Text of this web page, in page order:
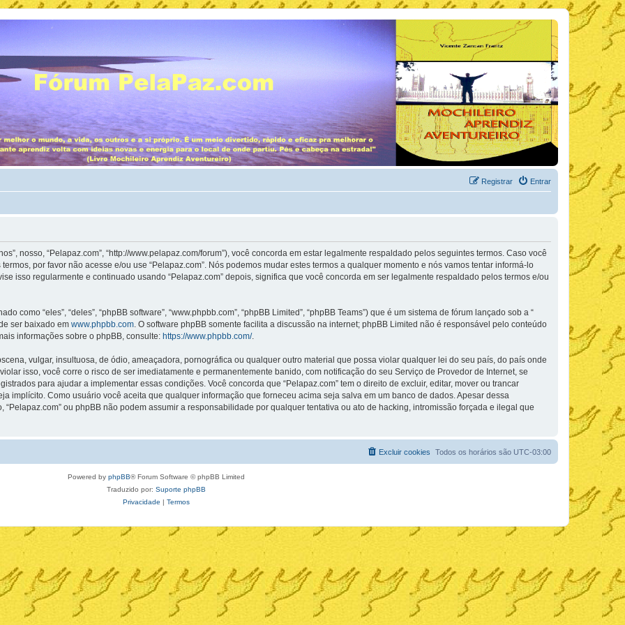
Entrar
Registrar
nosso, “Pelapaz.com”, “http://www.pelapaz.com/forum”), você concorda em estar legalmente respaldado pelos seguintes termos. Caso você
por favor não acesse e/ou use “Pelapaz.com”. Nós podemos mudar estes termos a qualquer momento e nós vamos tentar informá-lo
isso regularmente e continuado usando “Pelapaz.com” depois, significa que você concorda em ser legalmente respaldado pelos termos e/ou
como “eles”, “deles”, “phpBB software”, “www.phpbb.com”, “phpBB Limited”, “phpBB Teams”) que é um sistema de fórum lançado sob a “
ser baixado em www.phpbb.com. O software phpBB somente facilita a discussão na internet; phpBB Limited não é responsável pelo conteúdo
informações sobre o phpBB, consulte: https://www.phpbb.com/.
vulgar, insultuosa, de ódio, ameaçadora, pornográfica ou qualquer outro material que possa violar qualquer lei do seu país, do país onde
isso, você corre o risco de ser imediatamente e permanentemente banido, com notificação do seu Serviço de Provedor de Internet, se
para ajudar a implementar essas condições. Você concorda que “Pelapaz.com” tem o direito de excluir, editar, mover ou trancar
implícito. Como usuário você aceita que qualquer informação que forneceu acima seja salva em um banco de dados. Apesar dessa
ou phpBB não podem assumir a responsabilidade por qualquer tentativa ou ato de hacking, intromissão forçada e ilegal que
Todos os horários são UTC-03:00
Excluir cookies
Powered by phpBB® Forum Software © phpBB Limited
Traduzido por: Suporte phpBB
Privacidade | Termos